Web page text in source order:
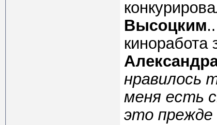
Высоцким
киноработа
нравилось
меня есть
это